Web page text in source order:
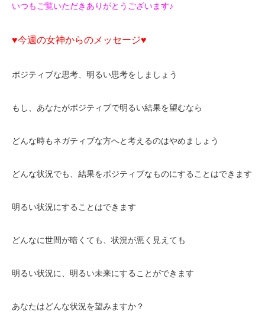
いつもご覧いただきありがとうございます♪
♥今週の女神からのメッセージ♥
ポジティブな思考、明るい思考をしましょう
もし、あなたがポジティブで明るい結果を望むなら
どんな時もネガティブな方へと考えるのはやめましょう
どんな状況でも、結果をポジティブなものにすることはできます
明るい状況にすることはできます
どんなに世間が暗くても、状況が悪く見えても
明るい状況に、明るい未来にすることができます
あなたはどんな状況を望みますか？